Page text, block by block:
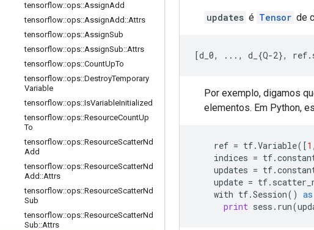
tensorflow::ops::AssignAdd
tensorflow::ops::AssignAdd ::Attrs
tensorflow::ops::AssignSub
tensorflow::ops::AssignSub::Attrs
tensorflow::ops::CountUpTo
tensorflow::ops::DestroyTemporary
Variable
tensorflow::ops::IsVariableInitialized
tensorflow::ops::ResourceCountUp
To
tensorflow::ops::ResourceScatterNd
Add
tensorflow::ops::ResourceScatterNd
Add ::Attrs
tensorflow::ops::ResourceScatterNd
Sub
tensorflow::ops::ResourceScatterNd
Sub::Attrs
updates é Tensor de
[d_0, ..., d_{Q-2},
Por exemplo, digamos
elementos. Em Python,
ref = tf.Variable([1 ,
indices = tf.
updates = tf.
update = tf.
with tf.Session() as
print sess . run(